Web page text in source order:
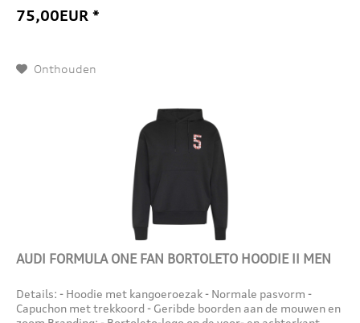
75,00EUR *
Onthouden
AUDI FORMULA ONE FAN BORTOLETO HOODIE II MEN
Details: - Hoodie met kangoeroezak - Normale pasvorm -
Capuchon met trekkoord - Geribde boorden aan de mouwen en